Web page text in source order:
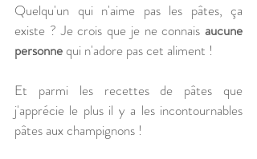
Quelqu'un qui n'aime pas les pâtes, ça
existe ? Je crois que je ne connais aucune
personne qui n'adore pas cet aliment !
Et parmi les recettes de pâtes que
j'apprécie le plus il y a les incontournables
pâtes aux champignons !